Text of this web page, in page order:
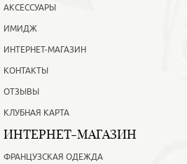
АКСЕССУАРЫ
ИМИДЖ
ИНТЕРНЕТ-МАГАЗИН
КОНТАКТЫ
ОТЗЫВЫ
КЛУБНАЯ КАРТА
ИНТЕРНЕТ-МАГАЗИН
ФРАНЦУЗСКАЯ ОДЕЖДА